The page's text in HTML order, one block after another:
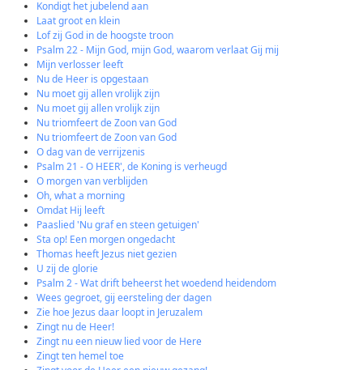
Kondigt het jubelend aan
Laat groot en klein
Lof zij God in de hoogste troon
Psalm 22 - Mijn God, mijn God, waarom verlaat Gij mij
Mijn verlosser leeft
Nu de Heer is opgestaan
Nu moet gij allen vrolijk zijn
Nu moet gij allen vrolijk zijn
Nu triomfeert de Zoon van God
Nu triomfeert de Zoon van God
O dag van de verrijzenis
Psalm 21 - O HEER', de Koning is verheugd
O morgen van verblijden
Oh, what a morning
Omdat Hij leeft
Paaslied 'Nu graf en steen getuigen'
Sta op! Een morgen ongedacht
Thomas heeft Jezus niet gezien
U zij de glorie
Psalm 2 - Wat drift beheerst het woedend heidendom
Wees gegroet, gij eersteling der dagen
Zie hoe Jezus daar loopt in Jeruzalem
Zingt nu de Heer!
Zingt nu een nieuw lied voor de Here
Zingt ten hemel toe